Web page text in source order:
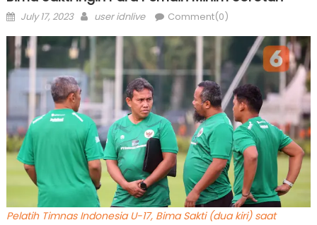
Posted
July 17, 2023 Author
user idnlive Comment(0)
Pelatih Timnas Indonesia U-17, Bima Sakti (dua kiri) saat